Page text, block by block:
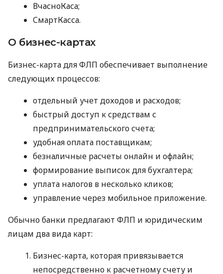
ВчасноКаса;
СмартКасса.
О бизнес-картах
Бизнес-карта для ФЛП обеспечивает выполнение
следующих процессов:
отдельный учет доходов и расходов;
быстрый доступ к средствам с
предпринимательского счета;
удобная оплата поставщикам;
безналичные расчеты онлайн и офлайн;
формирование выписок для бухгалтера;
уплата налогов в несколько кликов;
управление через мобильное приложение.
Обычно банки предлагают ФЛП и юридическим
лицам два вида карт:
Бизнес-карта, которая привязывается
непосредственно к расчетному счету и